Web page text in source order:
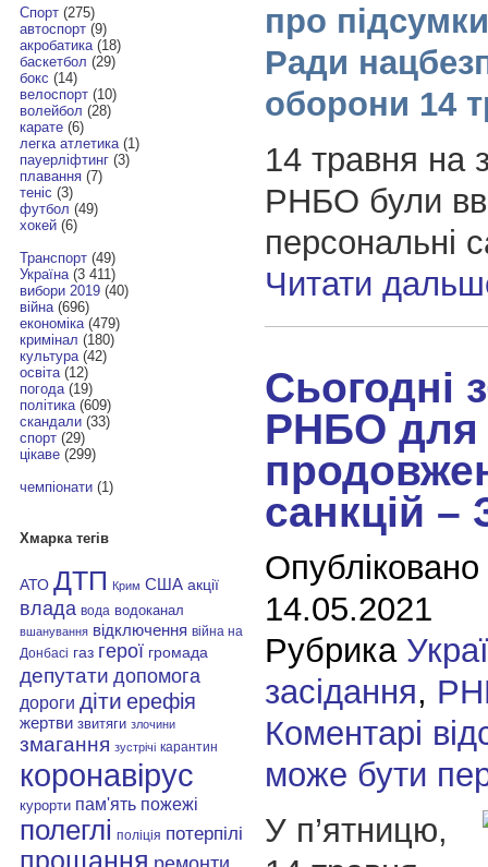
Спорт(275)
автоспорт(9)
акробатика(18)
баскетбол (29)
бокс (14)
велоспорт(10)
волейбол (28)
карате(6)
легка атлетика(1)
пауерліфтинг(3)
плавання(7)
теніс (3)
футбол (49)
хокей(6)
Транспорт(49)
Україна(3 411)
вибори 2019(40)
війна(696)
економіка(479)
кримінал (180)
культура(42)
освіта(12)
погода(19)
політика(609)
скандали(33)
спорт(29)
цікаве(299)
чемпіонати(1)
Хмарка тегів
АТО ДТП Крим США акції
влада вода водоканал
вшанування відключення війна на
Донбасі газ герої громада
депутати допомога
дороги діти ерефія
жертви звитяги злочини
змагання зустрічі карантин
коронавірус
курорти пам'ять пожежі
полеглі поліція потерпілі
прощання
про
Ради
оборони 14
14 травня на
РНБО були
персональні
Читати
Сьогодні
РНБО для
санкцій –
14.05.2021
Рубрика
засідання,
Коментарі
може бути
У п’ятницю,